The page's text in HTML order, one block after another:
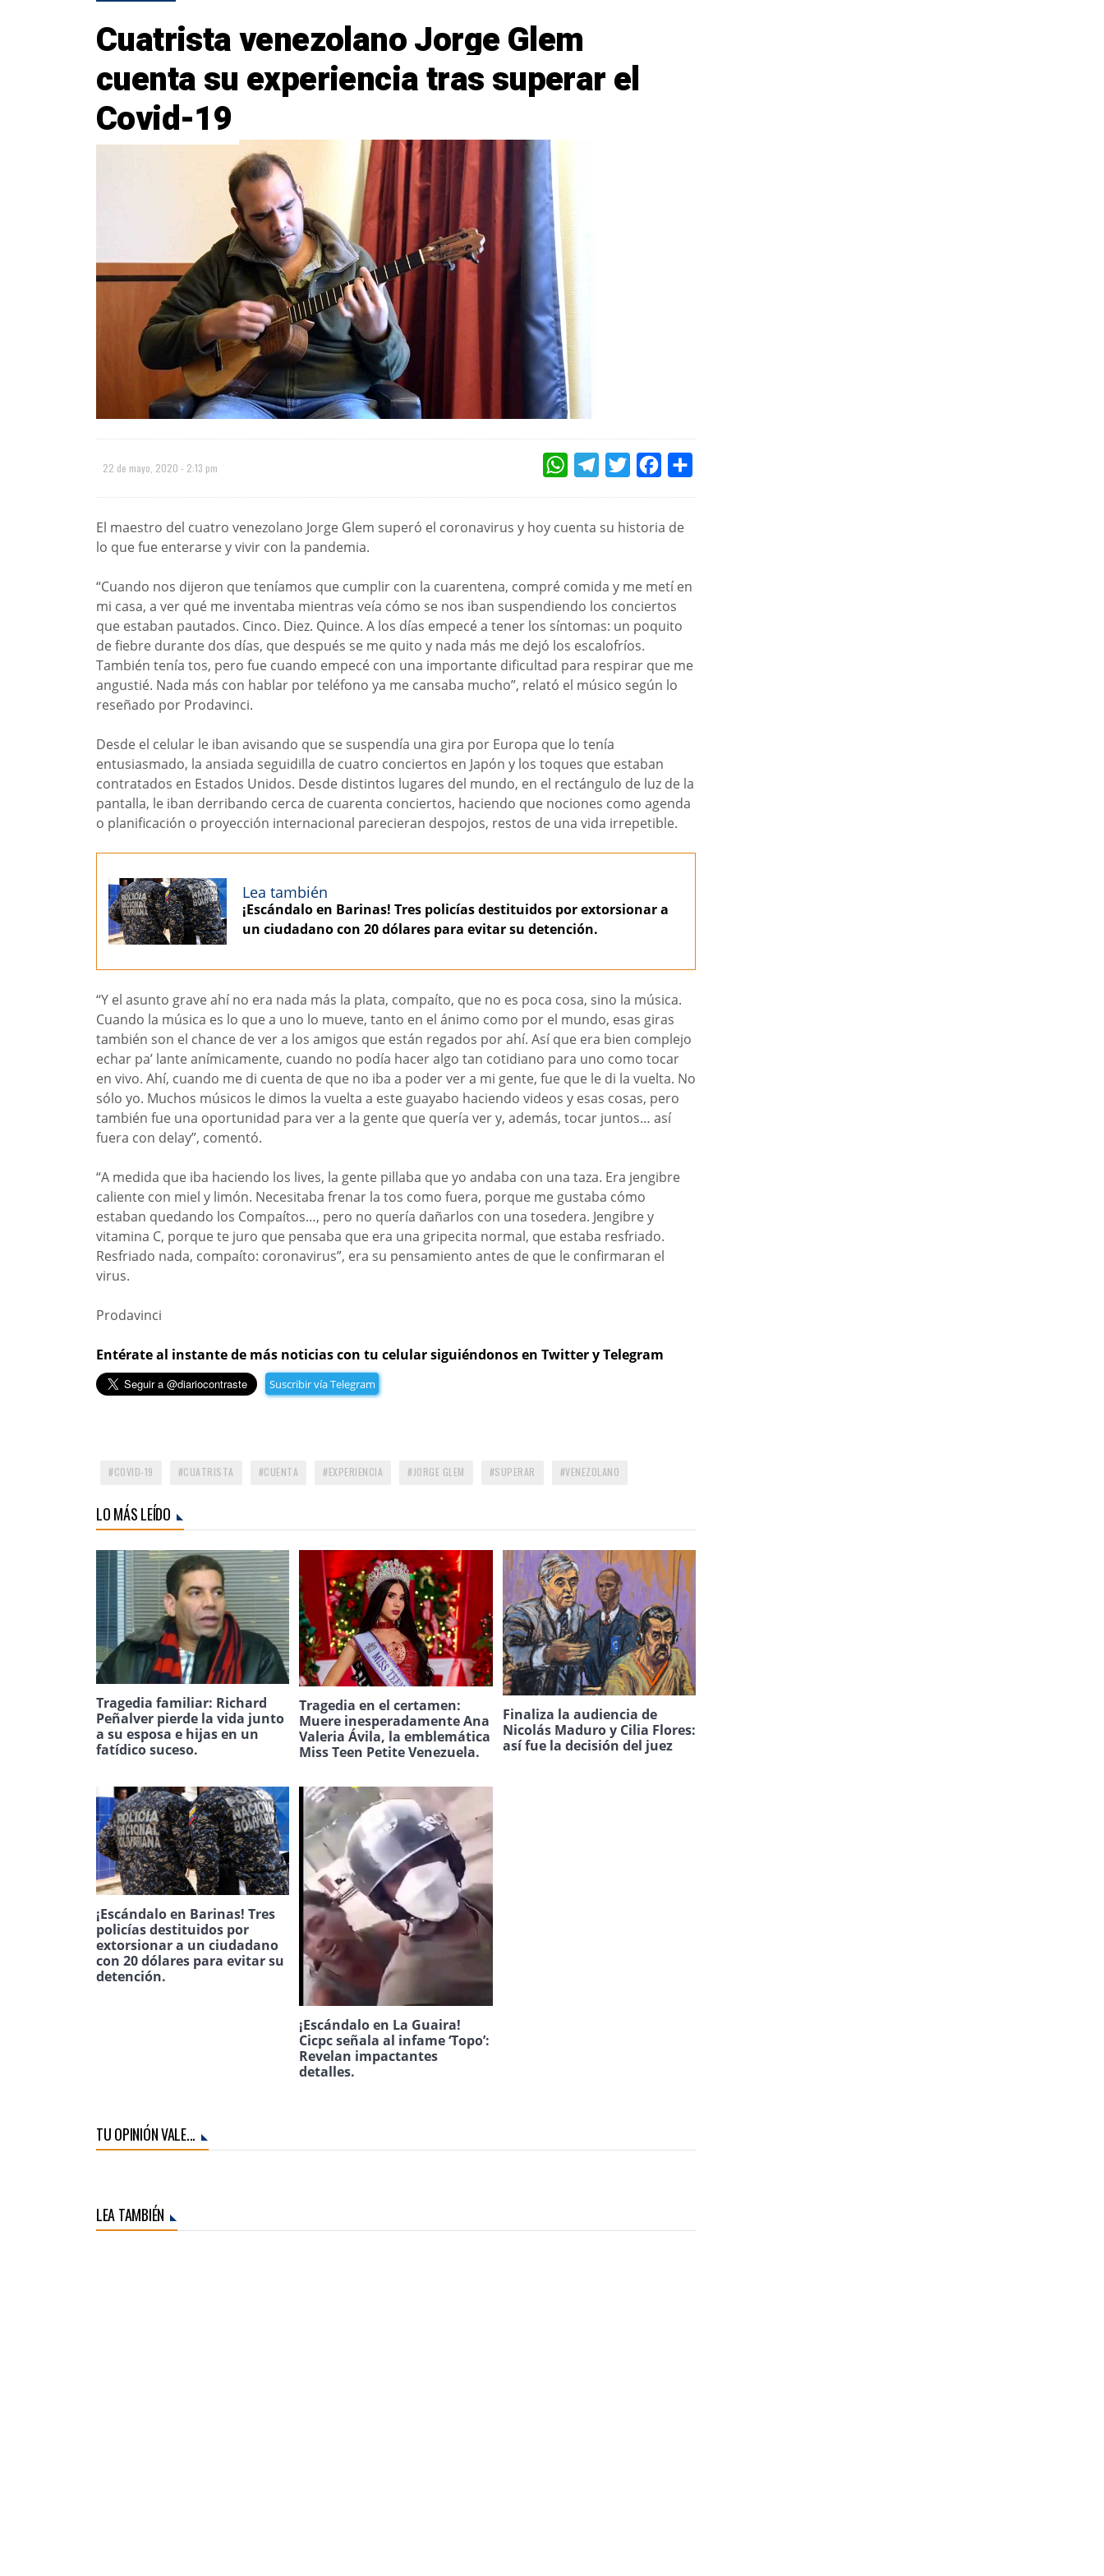
Cuatrista venezolano Jorge Glem
cuenta su experiencia tras superar el
Covid-19
22 de mayo, 2020 - 2:13 pm WHATSAPPTELEGRAMTWITTERFACEBOOK
El maestro del cuatro venezolano Jorge Glem superó el coronavirus y hoy cuenta su historia de
lo que fue enterarse y vivir con la pandemia.
“Cuando nos dijeron que teníamos que cumplir con la cuarentena, compré comida y me metí en
mi casa, a ver qué me inventaba mientras veía cómo se nos iban suspendiendo los conciertos
que estaban pautados. Cinco. Diez. Quince. A los días empecé a tener los síntomas: un poquito
de fiebre durante dos días, que después se me quito y nada más me dejó los escalofríos.
También tenía tos, pero fue cuando empecé con una importante dificultad para respirar que me
angustié. Nada más con hablar por teléfono ya me cansaba mucho”, relató el músico según lo
reseñado por Prodavinci.
Desde el celular le iban avisando que se suspendía una gira por Europa que lo tenía
entusiasmado, la ansiada seguidilla de cuatro conciertos en Japón y los toques que estaban
contratados en Estados Unidos. Desde distintos lugares del mundo, en el rectángulo de luz de la
pantalla, le iban derribando cerca de cuarenta conciertos, haciendo que nociones como agenda
o planificación o proyección internacional parecieran despojos, restos de una vida irrepetible.
Lea también
¡Escándalo en Barinas! Tres policías destituidos por extorsionar a
un ciudadano con 20 dólares para evitar su detención.
“Y el asunto grave ahí no era nada más la plata, compaíto, que no es poca cosa, sino la música.
Cuando la música es lo que a uno lo mueve, tanto en el ánimo como por el mundo, esas giras
también son el chance de ver a los amigos que están regados por ahí. Así que era bien complejo
echar pa’ lante anímicamente, cuando no podía hacer algo tan cotidiano para uno como tocar
en vivo. Ahí, cuando me di cuenta de que no iba a poder ver a mi gente, fue que le di la vuelta. No
sólo yo. Muchos músicos le dimos la vuelta a este guayabo haciendo videos y esas cosas, pero
también fue una oportunidad para ver a la gente que quería ver y, además, tocar juntos… así
fuera con delay”, comentó.
“A medida que iba haciendo los lives, la gente pillaba que yo andaba con una taza. Era jengibre
caliente con miel y limón. Necesitaba frenar la tos como fuera, porque me gustaba cómo
estaban quedando los Compaítos…, pero no quería dañarlos con una tosedera. Jengibre y
vitamina C, porque te juro que pensaba que era una gripecita normal, que estaba resfriado.
Resfriado nada, compaíto: coronavirus”, era su pensamiento antes de que le confirmaran el
virus.
Prodavinci
Entérate al instante de más noticias con tu celular siguiéndonos en Twitter y Telegram
Suscribir vía Telegram
COVID-19 CUATRISTA CUENTA EXPERIENCIA JORGE GLEM SUPERAR VENEZOLANO
LO MÁS LEÍDO
Tragedia familiar: Richard
Peñalver pierde la vida junto
a su esposa e hijas en un
fatídico suceso.
Tragedia en el certamen:
Muere inesperadamente Ana
Valeria Ávila, la emblemática
Miss Teen Petite Venezuela.
Finaliza la audiencia de
Nicolás Maduro y Cilia Flores:
así fue la decisión del juez
¡Escándalo en Barinas! Tres
policías destituidos por
extorsionar a un ciudadano
con 20 dólares para evitar su
detención.
¡Escándalo en La Guaira!
Cicpc señala al infame ‘Topo’:
Revelan impactantes
detalles.
TU OPINIÓN VALE...
LEA TAMBIÉN